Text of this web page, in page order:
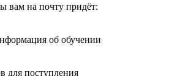
вам на почту придёт:
об обучении
для поступления